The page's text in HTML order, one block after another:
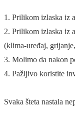
1. Prilikom izlaska iz
2. Prilikom izlaska iz
(klima-uređaj,
3. Molimo da nakon
4. Pažljivo koristite
Svaka šteta nastala